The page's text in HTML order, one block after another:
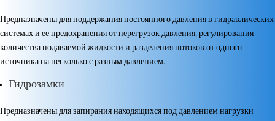
Предназначены для поддержания постоянного давления в гидравлических
системах и ее предохранения от перегрузок давления, регулирования
количества подаваемой жидкости и разделения потоков от одного
источника на несколько с разным давлением.
Гидрозамки​
Предназначены для запирания находящихся под давлением нагрузки